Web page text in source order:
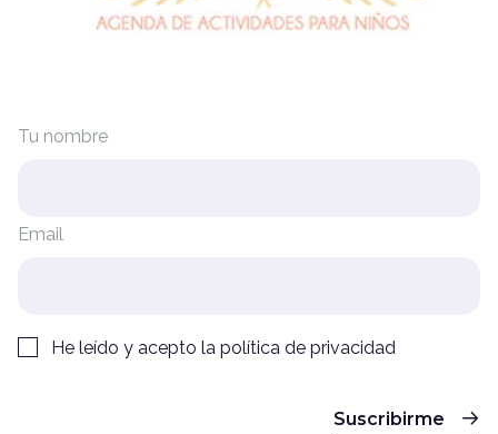
Tu nombre
Email
He leído y acepto la política de privacidad
Suscribirme